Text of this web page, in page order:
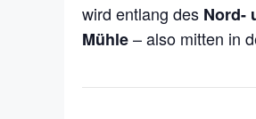
wird entlang des Nord-
Mühle– also mitten in